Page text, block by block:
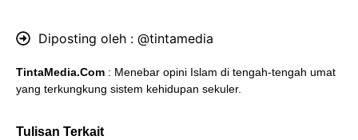
Diposting oleh : @tintamedia
TintaMedia.Com : Menebar opini Islam di tengah-tengah umat
yang terkungkung sistem kehidupan sekuler.
Tulisan Terkait